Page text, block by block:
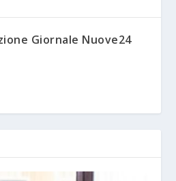
Giornale Nuove24